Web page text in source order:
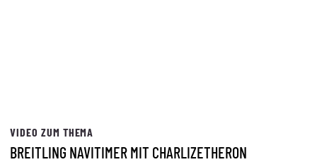
VIDEO ZUM THEMA
BREITLING NAVITIMER MIT CHARLIZETHERON